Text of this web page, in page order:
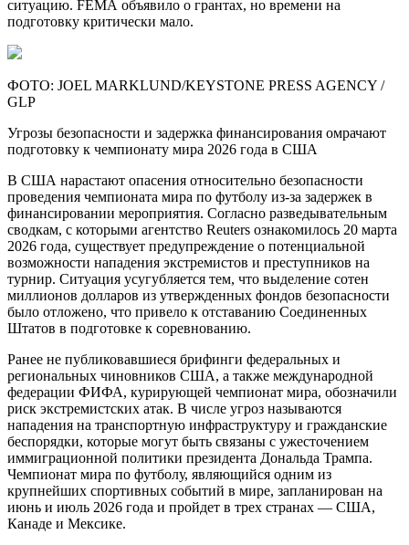
ситуацию. FEMA объявило о грантах, но времени на
подготовку критически мало.
ФОТО: JOEL MARKLUND/KEYSTONE PRESS AGENCY /
GLP
Угрозы безопасности и задержка финансирования омрачают
подготовку к чемпионату мира 2026 года в США
В США нарастают опасения относительно безопасности
проведения чемпионата мира по футболу из-за задержек в
финансировании мероприятия. Согласно разведывательным
сводкам, с которыми агентство Reuters ознакомилось 20 марта
2026 года, существует предупреждение о потенциальной
возможности нападения экстремистов и преступников на
турнир. Ситуация усугубляется тем, что выделение сотен
миллионов долларов из утвержденных фондов безопасности
было отложено, что привело к отставанию Соединенных
Штатов в подготовке к соревнованию.
Ранее не публиковавшиеся брифинги федеральных и
региональных чиновников США, а также международной
федерации ФИФА, курирующей чемпионат мира, обозначили
риск экстремистских атак. В числе угроз называются
нападения на транспортную инфраструктуру и гражданские
беспорядки, которые могут быть связаны с ужесточением
иммиграционной политики президента Дональда Трампа.
Чемпионат мира по футболу, являющийся одним из
крупнейших спортивных событий в мире, запланирован на
июнь и июль 2026 года и пройдет в трех странах — США,
Канаде и Мексике.